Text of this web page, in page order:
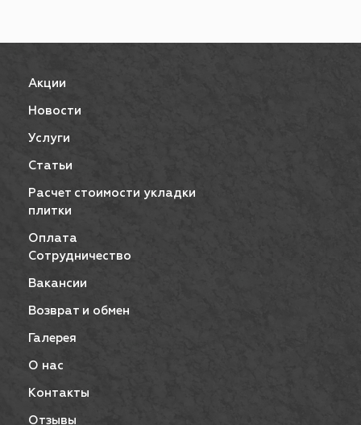
Акции
Новости
Услуги
Статьи
Расчет стоимости укладки
плитки
Оплата
Сотрудничество
Вакансии
Возврат и обмен
Галерея
О нас
Контакты
Отзывы